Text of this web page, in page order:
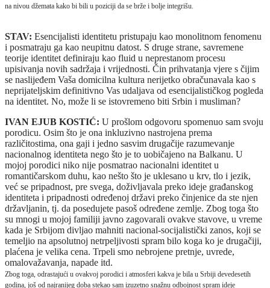
na nivou džemata kako bi bili u poziciji da se brže i bolje integrišu.
STAV: Esencijalisti identitetu pristupaju kao monolitnom fenomenu
i posmatraju ga kao neupitnu datost. S druge strane, savremene
teorije identitet definiraju kao fluid u neprestanom procesu
upisivanja novih sadržaja i vrijednosti. Čin prihvatanja vjere s čijim
se naslijeđem Vaša domicilna kultura nerijetko obračunavala kao s
neprijateljskim definitivno Vas udaljava od esencijalističkog pogleda
na identitet. No, može li se istovremeno biti Srbin i musliman?
IVAN EJUB KOSTIĆ: U prošlom odgovoru spomenuo sam svoju
porodicu. Osim što je ona inkluzivno nastrojena prema
različitostima, ona gaji i jedno sasvim drugačije razumevanje
nacionalnog identiteta nego što je to uobičajeno na Balkanu. U
mojoj porodici niko nije posmatrao nacionalni identitet u
romantičarskom duhu, kao nešto što je uklesano u krv, tlo i jezik,
već se pripadnost, pre svega, doživljavala preko ideje građanskog
identiteta i pripadnosti određenoj državi preko činjenice da ste njen
državljanin, tj. da posedujete pasoš određene zemlje. Zbog toga što
su mnogi u mojoj familiji javno zagovarali ovakve stavove, u vreme
kada je Srbijom divljao mahniti nacional-socijalistički zanos, koji se
temeljio na apsolutnoj netrpeljivosti spram bilo koga ko je drugačiji,
plaćena je velika cena. Trpeli smo nebrojene pretnje, uvrede,
omalovažavanja, napade itd.
Zbog toga, odrastajući u ovakvoj porodici i atmosferi kakva je bila u Srbiji devedesetih
godina, još od najranijeg doba stekao sam izuzetno snažnu odbojnost spram ideje